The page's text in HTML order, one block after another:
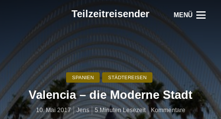
Teilzeitreisender MENÜ
SPANIEN STÄDTEREISEN
Valencia – die Moderne Stadt
10. Mai 2017 Jens 5 Minuten Lesezeit Kommentare